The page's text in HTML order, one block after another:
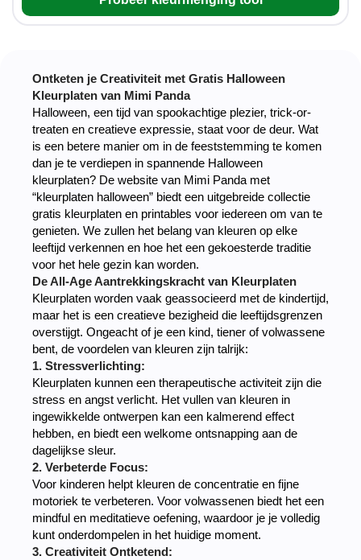
Ontketen je Creativiteit met Gratis Halloween
Kleurplaten van Mimi Panda
Halloween, een tijd van spookachtige plezier, trick-or-
treaten en creatieve expressie, staat voor de deur. Wat
is een betere manier om in de feeststemming te komen
dan je te verdiepen in spannende Halloween
kleurplaten? De website van Mimi Panda met
“kleurplaten halloween” biedt een uitgebreide collectie
gratis kleurplaten en printables voor iedereen om van te
genieten. We zullen het belang van kleuren op elke
leeftijd verkennen en hoe het een gekoesterde traditie
voor het hele gezin kan worden.
De All-Age Aantrekkingskracht van Kleurplaten
Kleurplaten worden vaak geassocieerd met de kindertijd,
maar het is een creatieve bezigheid die leeftijdsgrenzen
overstijgt. Ongeacht of je een kind, tiener of volwassene
bent, de voordelen van kleuren zijn talrijk:
1. Stressverlichting:
Kleurplaten kunnen een therapeutische activiteit zijn die
stress en angst verlicht. Het vullen van kleuren in
ingewikkelde ontwerpen kan een kalmerend effect
hebben, en biedt een welkome ontsnapping aan de
dagelijkse sleur.
2. Verbeterde Focus:
Voor kinderen helpt kleuren de concentratie en fijne
motoriek te verbeteren. Voor volwassenen biedt het een
mindful en meditatieve oefening, waardoor je je volledig
kunt onderdompelen in het huidige moment.
3. Creativiteit Ontketend: